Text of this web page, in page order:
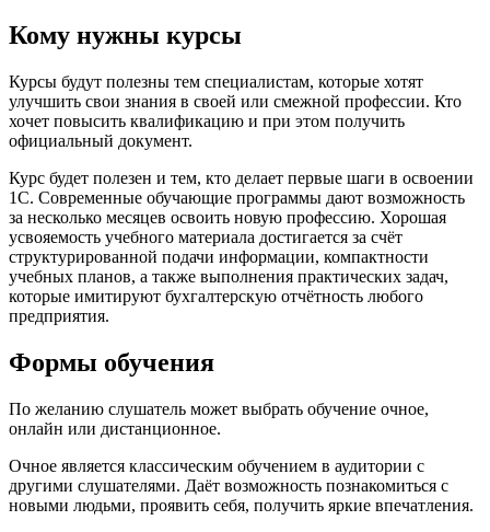
Кому нужны курсы
Курсы будут полезны тем специалистам, которые хотят
улучшить свои знания в своей или смежной профессии. Кто
хочет повысить квалификацию и при этом получить
официальный документ.
Курс будет полезен и тем, кто делает первые шаги в освоении
1С. Современные обучающие программы дают возможность
за несколько месяцев освоить новую профессию. Хорошая
усвояемость учебного материала достигается за счёт
структурированной подачи информации, компактности
учебных планов, а также выполнения практических задач,
которые имитируют бухгалтерскую отчётность любого
предприятия.
Формы обучения
По желанию слушатель может выбрать обучение очное,
онлайн или дистанционное.
Очное является классическим обучением в аудитории с
другими слушателями. Даёт возможность познакомиться с
новыми людьми, проявить себя, получить яркие впечатления.